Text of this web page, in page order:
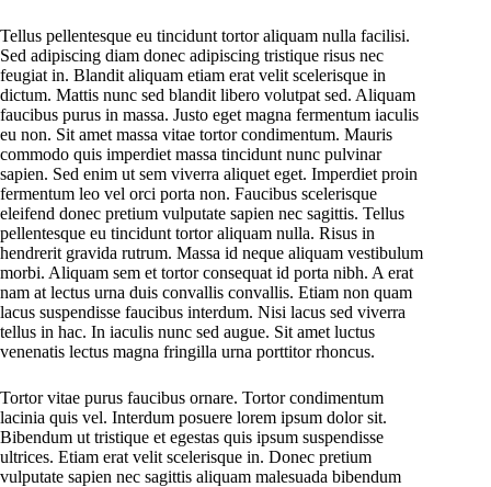
Tellus pellentesque eu tincidunt tortor aliquam nulla facilisi.
Sed adipiscing diam donec adipiscing tristique risus nec
feugiat in. Blandit aliquam etiam erat velit scelerisque in
dictum. Mattis nunc sed blandit libero volutpat sed. Aliquam
faucibus purus in massa. Justo eget magna fermentum iaculis
eu non. Sit amet massa vitae tortor condimentum. Mauris
commodo quis imperdiet massa tincidunt nunc pulvinar
sapien. Sed enim ut sem viverra aliquet eget. Imperdiet proin
fermentum leo vel orci porta non. Faucibus scelerisque
eleifend donec pretium vulputate sapien nec sagittis. Tellus
pellentesque eu tincidunt tortor aliquam nulla. Risus in
hendrerit gravida rutrum. Massa id neque aliquam vestibulum
morbi. Aliquam sem et tortor consequat id porta nibh. A erat
nam at lectus urna duis convallis convallis. Etiam non quam
lacus suspendisse faucibus interdum. Nisi lacus sed viverra
tellus in hac. In iaculis nunc sed augue. Sit amet luctus
venenatis lectus magna fringilla urna porttitor rhoncus.
Tortor vitae purus faucibus ornare. Tortor condimentum
lacinia quis vel. Interdum posuere lorem ipsum dolor sit.
Bibendum ut tristique et egestas quis ipsum suspendisse
ultrices. Etiam erat velit scelerisque in. Donec pretium
vulputate sapien nec sagittis aliquam malesuada bibendum